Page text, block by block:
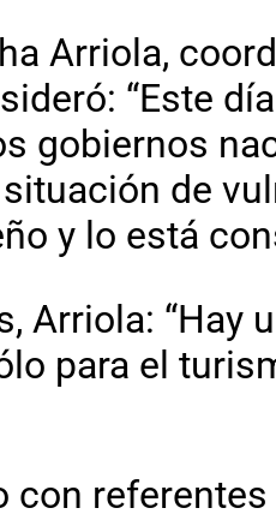
Arriola,
“Este
gobiernos
de
y lo está
Arriola: “Hay
para el
con